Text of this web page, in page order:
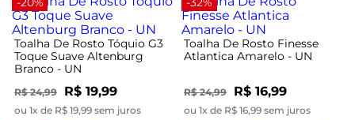
Toalha De Rosto Tóquio G3
Toque Suave Altenburg
Branco - UN
R$ 24,99 R$ 19,99
ou 1x de R$ 19,99 sem juros
Toalha De Rosto Finesse
Atlantica Amarelo - UN
R$ 24,99 R$ 16,99
ou 1x de R$ 16,99 sem juros